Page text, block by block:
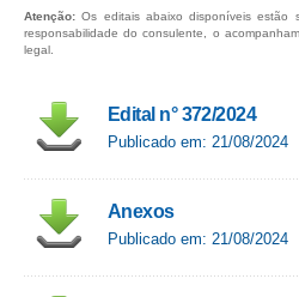
Atenção: Os editais abaixo disponíveis estão
responsabilidade do consulente, o
legal.
Edital n° 372/2024
Publicado em: 21/08/2024
Anexos
Publicado em: 21/08/2024